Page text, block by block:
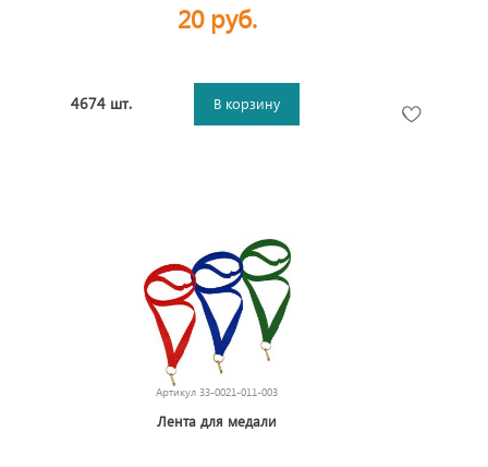
20 руб.
4674 шт. В корзину
Артикул 33-0021-011-003
Лента для медали